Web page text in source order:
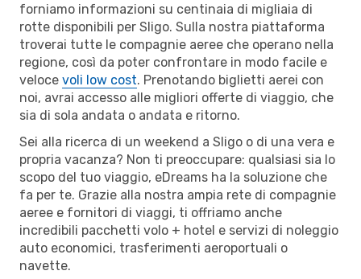
forniamo informazioni su centinaia di migliaia di
rotte disponibili per Sligo. Sulla nostra piattaforma
troverai tutte le compagnie aeree che operano nella
regione, così da poter confrontare in modo facile e
veloce voli low cost. Prenotando biglietti aerei con
noi, avrai accesso alle migliori offerte di viaggio, che
sia di sola andata o andata e ritorno.
Sei alla ricerca di un weekend a Sligo o di una vera e
propria vacanza? Non ti preoccupare: qualsiasi sia lo
scopo del tuo viaggio, eDreams ha la soluzione che
fa per te. Grazie alla nostra ampia rete di compagnie
aeree e fornitori di viaggi, ti offriamo anche
incredibili pacchetti volo + hotel e servizi di noleggio
auto economici, trasferimenti aeroportuali o
navette.